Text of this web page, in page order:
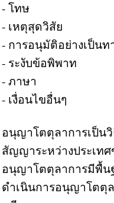
- โทษ
- เหตุสุดวิสัย
- การอนุมัติอย่างเป็น
- ระงับข้อพิพาท
- ภาษา
- เงื่อนไขอื่นๆ
อนุญาโตตุลาการเป็น
สัญญาระหว่างประเท
อนุญาโตตุลาการมีพื้น
ดำเนินการอนุญาโตตุ